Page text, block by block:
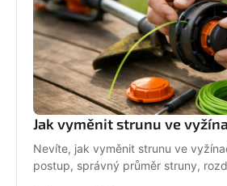
Jak vyměnit strunu ve
Nevíte, jak vyměnit strunu ve
postup, správný průměr struny,